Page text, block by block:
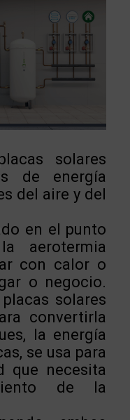
solares
de energía
del aire y del
en el punto
aerotermia
con calor o
o negocio.
solares
convertirla
la energía
se usa para
que necesita
de la